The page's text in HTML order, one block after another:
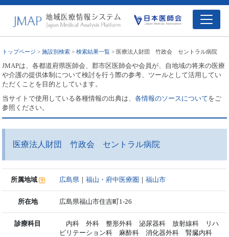
トップページ >施設別検索 >検索結果一覧 > 医療法人財団 竹政会 セントラル病院
JMAPは、各都道府県医師会、郡市区医師会や会員が、自地域の将来の医療
や介護の提供体制について検討を行う際の参考、ツールとして活用してい
ただくことを目的としています。
当サイトで使用している各種情報の出典は、各情報のソースについてをご
参照ください。
医療法人財団 竹政会 セントラル病院
所属地域 広島県 ｜福山・府中医療圏 ｜福山市
所在地 広島県福山市住吉町1-26
診療科目
内科 外科 整形外科 泌尿器科 放射線科 リハ
ビリテーション科 麻酔科 消化器外科 腎臓内科